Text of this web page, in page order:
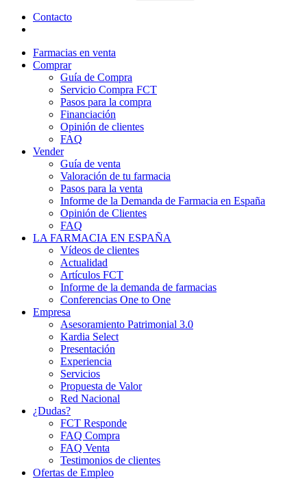
Contacto
Farmacias en venta
Comprar
Guía de Compra
Servicio Compra FCT
Pasos para la compra
Financiación
Opinión de clientes
FAQ
Vender
Guía de venta
Valoración de tu farmacia
Pasos para la venta
Informe de la Demanda de Farmacia en España
Opinión de Clientes
FAQ
LA FARMACIA EN ESPAÑA
Vídeos de clientes
Actualidad
Artículos FCT
Informe de la demanda de farmacias
Conferencias One to One
Empresa
Asesoramiento Patrimonial 3.0
Kardia Select
Presentación
Experiencia
Servicios
Propuesta de Valor
Red Nacional
¿Dudas?
FCT Responde
FAQ Compra
FAQ Venta
Testimonios de clientes
Ofertas de Empleo